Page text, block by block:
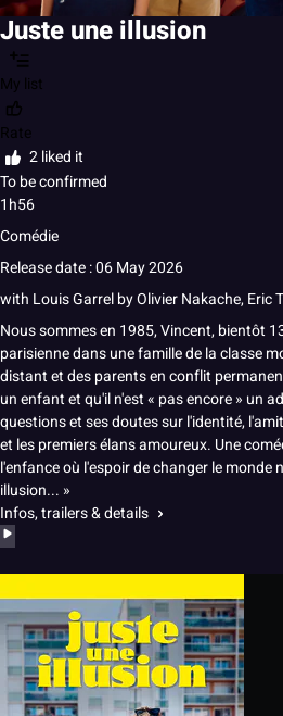
Juste une illusion
My list
Rate
2 liked it
To be confirmed
1h56
Comédie
Release date : 06 May 2026
with Louis GarrelbyOlivier Nakache, Eric
Nous sommes en 1985, Vincent, bientôt
parisienne dans une famille de la classe
distant et des parents en conflit
un enfant et qu'il n'est « pas encore » un
questions et ses doutes sur l'identité,
et les premiers élans amoureux. Une
l'enfance où l'espoir de changer le monde
illusion... »
Infos, trailers & details